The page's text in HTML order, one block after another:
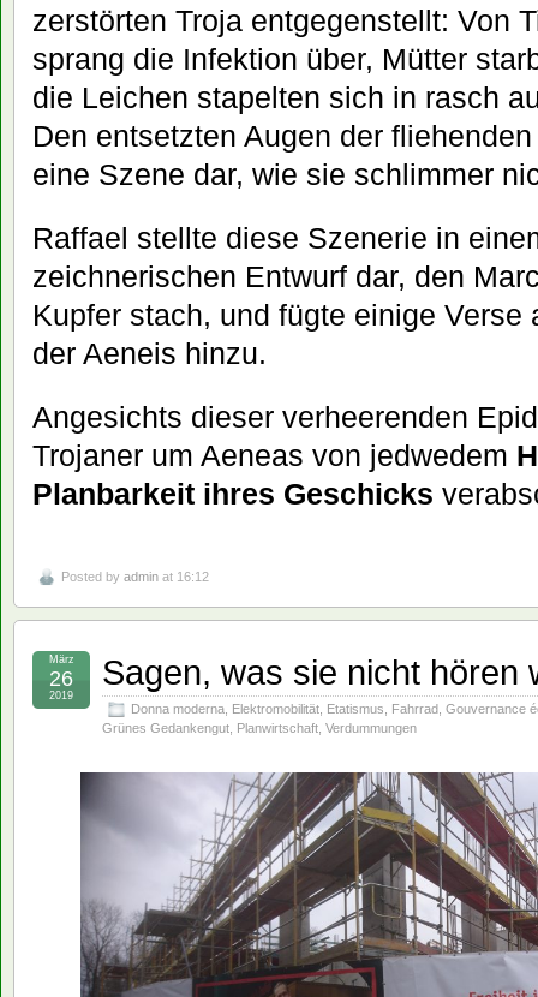
zerstörten Troja entgegenstellt: Von
sprang die Infektion über, Mütter
die Leichen stapelten sich in rasch
Den entsetzten Augen der
eine Szene dar, wie sie schlimmer
Raffael stellte diese Szenerie in
zeichnerischen Entwurf dar, den
Kupfer stach, und fügte einige Verse
der Aeneis hinzu.
Angesichts dieser verheerenden
Trojaner um Aeneas von jedwedem
Planbarkeit ihres Geschicks
Posted by admin at 16:12
Sagen, was sie nicht hören
Donna moderna Elektromobilität Etatismus Fahrrad Gouvernance
Grünes Gedankengut Planwirtschaft Verdummungen
März
26
2019